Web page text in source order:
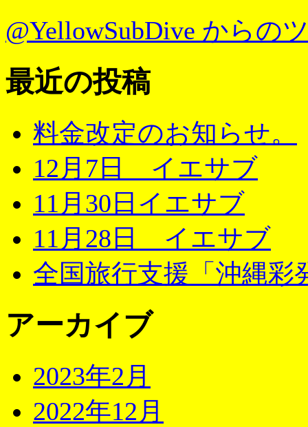
@YellowSubDive からの
最近の投稿
料金改定のお知らせ。
12月7日 イエサブ
11月30日イエサブ
11月28日 イエサブ
全国旅行支援「沖縄彩
アーカイブ
2023年2月
2022年12月